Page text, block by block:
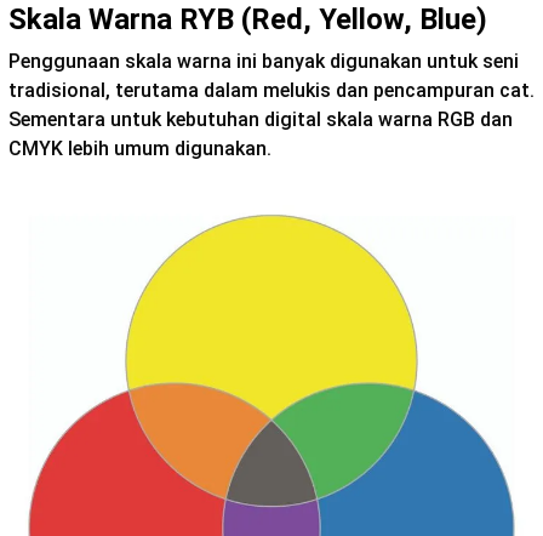
Skala Warna RYB (Red, Yellow, Blue)
Penggunaan skala warna ini banyak digunakan untuk seni
tradisional, terutama dalam melukis dan pencampuran cat.
Sementara untuk kebutuhan digital skala warna RGB dan
CMYK lebih umum digunakan.